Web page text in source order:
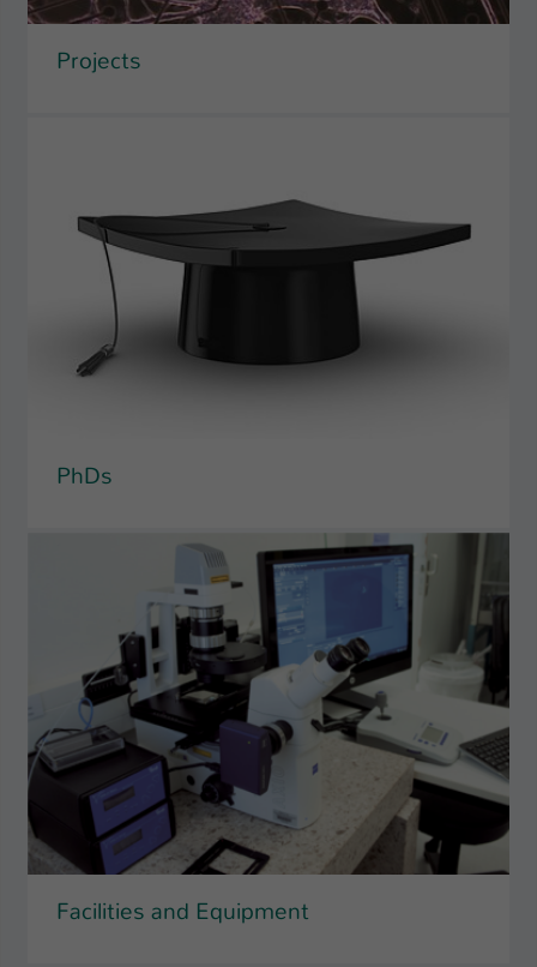
Projects
PhDs
Facilities and Equipment